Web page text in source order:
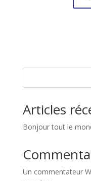
Articles
Bonjour tout le
Un commentateur